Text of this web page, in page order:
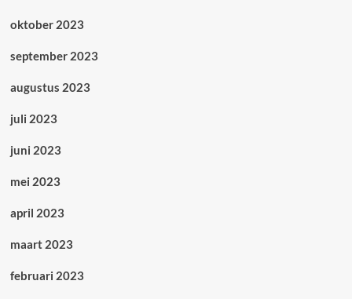
oktober 2023
september 2023
augustus 2023
juli 2023
juni 2023
mei 2023
april 2023
maart 2023
februari 2023